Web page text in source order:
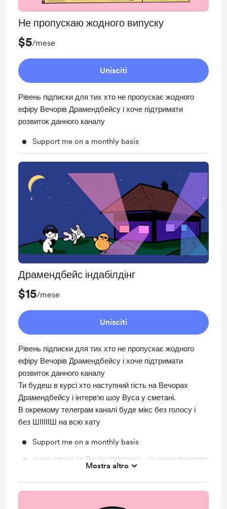
Не пропускаю жодного випуску
$5/mese
Unisciti
Рівень підписки для тих хто не пропускає жодного
ефіру Вечорів Драмендбейсу і хоче підтримати
розвиток данного каналу
Support me on a monthly basis
Драмендбейс індабілдінг
$15/mese
Unisciti
Рівень підписки для тих хто не пропускає жодного
ефіру Вечорів Драмендбейсу і хоче підтримати
розвиток данного каналу
Ти будеш в курсі хто наступний гість на Вечорах
Драмендбейсу і інтерв'ю шоу Вуса у сметані.
В окремому телеграм каналі буде мікс без голосу і
без ШІІІІІШ на всю хату
Support me on a monthly basis
дуже дякую за Вашу підтримку , це дуже важливо
для розвитку подкасту!
Mostra altro